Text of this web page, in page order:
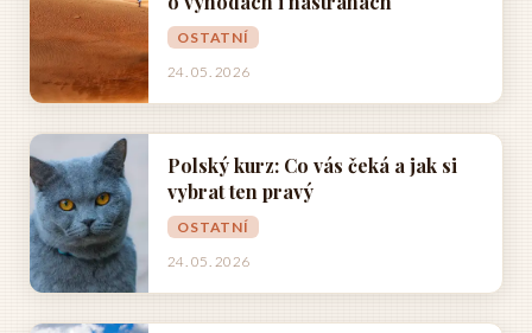
OSTATNÍ
24. 05. 2026
Polský kurz: Co vás čeká a jak si
vybrat ten pravý
OSTATNÍ
24. 05. 2026